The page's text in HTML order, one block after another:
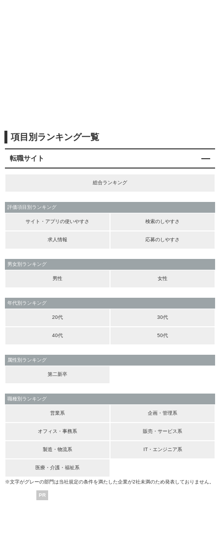
項目別ランキング一覧
転職サイト
総合ランキング
評価項目別ランキング
サイト・アプリの使いやすさ 検索のしやすさ
求人情報 応募のしやすさ
男女別ランキング
男性 女性
年代別ランキング
20代 30代
40代 50代
属性別ランキング
第二新卒
職種別ランキング
営業系 企画・管理系
オフィス・事務系 販売・サービス系
製造・物流系 IT・エンジニア系
医療・介護・福祉系
※文字がグレーの部門は当社規定の条件を満たした企業が2社未満のため発表しておりません。
PR